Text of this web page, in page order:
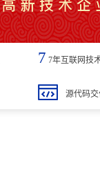
7 7年互联网技
源代码